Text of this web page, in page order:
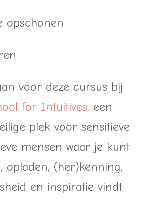
opschonen
voor deze cursus bij
for Intuitives, een
plek voor sensitieve
mensen waar je kunt
opladen, (her)kenning,
en inspiratie vindt